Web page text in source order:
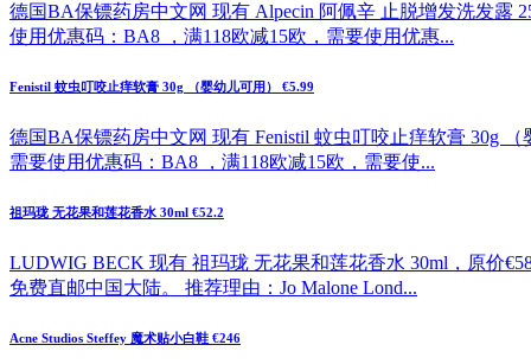
德国BA保镖药房中文网 现有 Alpecin 阿佩辛 止脱增发洗发露
使用优惠码：BA8 ，满118欧减15欧，需要使用优惠...
Fenistil 蚊虫叮咬止痒软膏 30g （婴幼儿可用） €5.99
德国BA保镖药房中文网 现有 Fenistil 蚊虫叮咬止痒软膏 30g
需要使用优惠码：BA8 ，满118欧减15欧，需要使...
祖玛珑 无花果和莲花香水 30ml €52.2
LUDWIG BECK 现有 祖玛珑 无花果和莲花香水 30ml，原价
免费直邮中国大陆。 推荐理由：Jo Malone Lond...
Acne Studios Steffey 魔术贴小白鞋 €246